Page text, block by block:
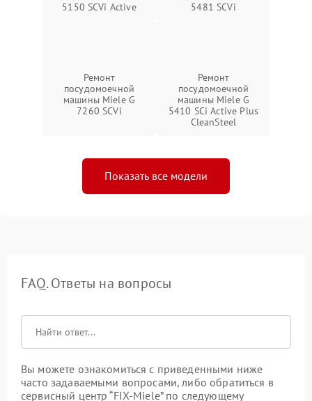
5150 SCVi Active
5481 SCVi
Ремонт
посудомоечной
машины Miele G
7260 SCVi
Ремонт
посудомоечной
машины Miele G
5410 SCi Active Plus
CleanSteel
Показать все модели
FAQ. Ответы на вопросы
Вы можете ознакомиться с приведенными ниже
часто задаваемыми вопросами, либо обратиться в
сервисный центр “FIX-Miele” по следующему